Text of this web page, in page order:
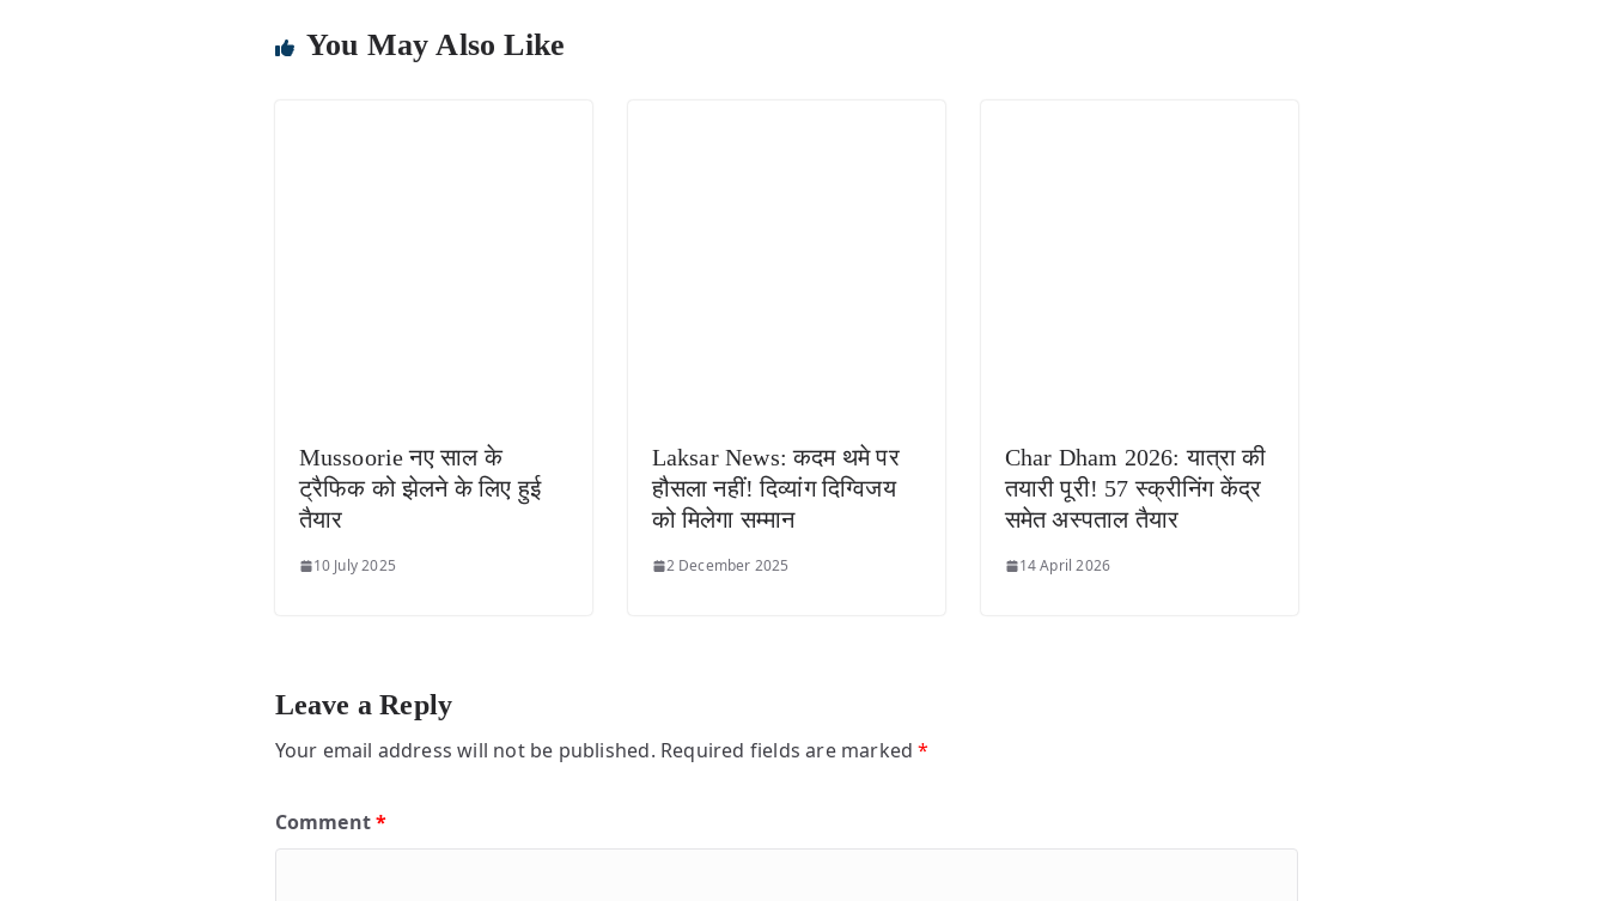
You May Also Like
Mussoorie नए साल के
ट्रैफिक को झेलने के लिए हुई
तैयार
10 July 2025
Laksar News: कदम थमे पर
हौसला नहीं! दिव्यांग दिग्विजय
को मिलेगा सम्मान
2 December 2025
Char Dham 2026: यात्रा की
तयारी पूरी! 57 स्क्रीनिंग केंद्र
समेत अस्पताल तैयार
14 April 2026
Leave a Reply
Your email address will not be published. Required fields are marked*
Comment*